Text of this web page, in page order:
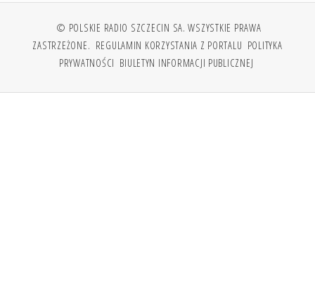
© POLSKIE RADIO SZCZECIN SA. WSZYSTKIE PRAWA
ZASTRZEŻONE. REGULAMIN KORZYSTANIA Z PORTALU POLITYKA
PRYWATNOŚCI BIULETYN INFORMACJI PUBLICZNEJ